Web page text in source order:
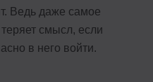
Ведь даже самое
смысл, если
в него войти.